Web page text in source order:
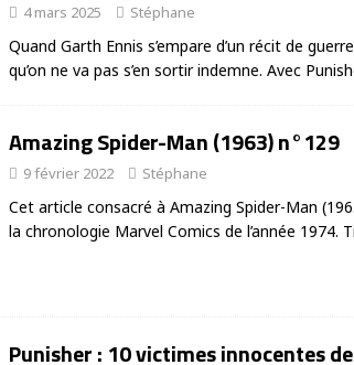
4 mars 2025 Stéphane
Quand Garth Ennis s’empare d’un récit de
qu’on ne va pas s’en sortir indemne. Avec
Amazing Spider-Man (1963) n°129
9 février 2022 Stéphane
Cet article consacré à Amazing Spider-Man
la chronologie Marvel Comics de l’année 1974.
Punisher : 10 victimes innocentes